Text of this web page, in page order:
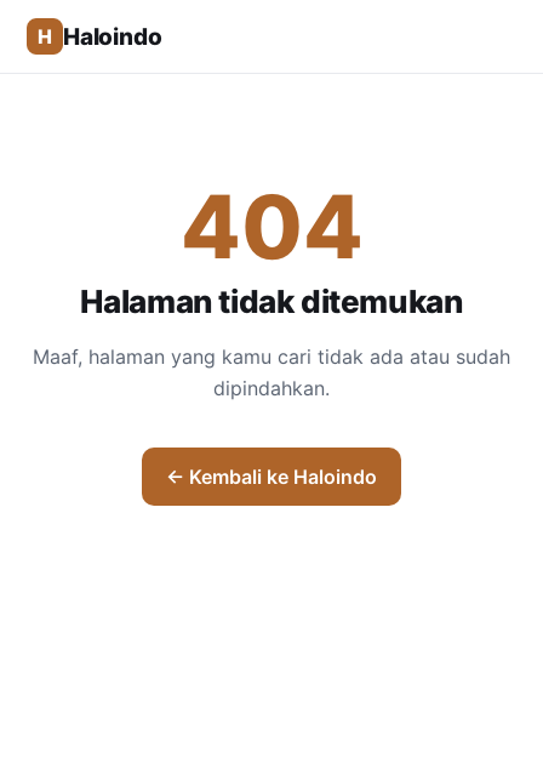
H Haloindo
404
Halaman tidak ditemukan
Maaf, halaman yang kamu cari tidak ada atau sudah
dipindahkan.
← Kembali ke Haloindo